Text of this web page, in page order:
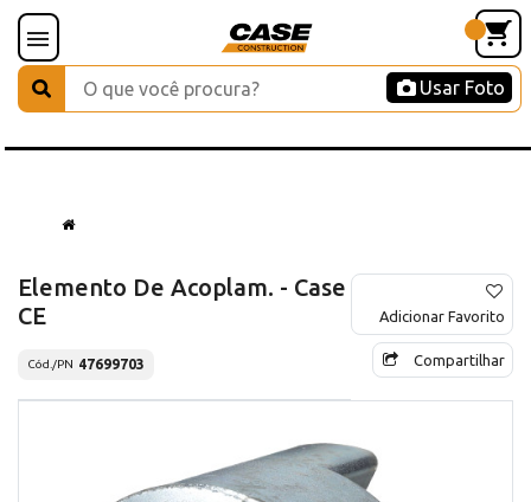
Usar Foto
Elemento De Acoplam. - Case
CE
Cód./PN 47699703
Adicionar Favorito
Compartilhar